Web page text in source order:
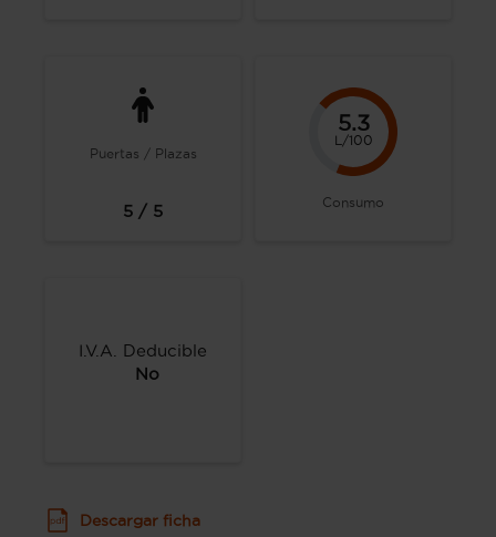
Puertas / Plazas
5 / 5
5.3
L/100
Consumo
I.V.A. Deducible
No
Descargar ficha